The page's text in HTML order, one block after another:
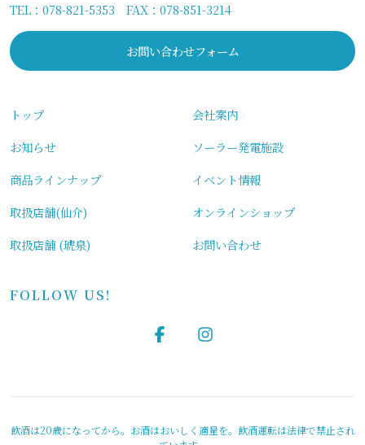
TEL： 078-821-5353 FAX：078-851-3214
お問い合わせフォーム
トップ
お知らせ
商品ラインナップ
取扱店舗(仙介)
取扱店舗 (琥泉)
会社案内
ソーラー発電施設
イベント情報
オンラインショップ
お問い合わせ
FOLLOW US!
飲酒は20歳になってから。お酒はおいしく適量を。飲酒運転は法律で禁止され